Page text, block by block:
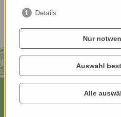
Kontaktiere uns:
Details
Nur
Auswahl
Alle